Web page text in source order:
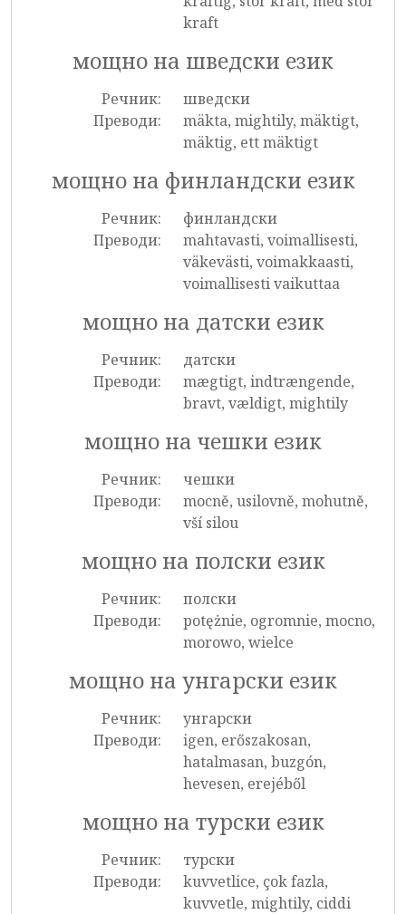
kraft
мощно на шведски език
Речник:
шведски
Преводи:
mäkta, mightily, mäktigt,
mäktig, ett mäktigt
мощно на финландски език
Речник:
финландски
Преводи:
mahtavasti, voimallisesti,
väkevästi, voimakkaasti,
voimallisesti vaikuttaa
мощно на датски език
Речник:
датски
Преводи:
mægtigt, indtrængende,
bravt, vældigt, mightily
мощно на чешки език
Речник:
чешки
Преводи:
mocně, usilovně, mohutně,
vší silou
мощно на полски език
Речник:
полски
Преводи:
potężnie, ogromnie, mocno,
morowo, wielce
мощно на унгарски език
Речник:
унгарски
Преводи:
igen, erőszakosan,
hatalmasan, buzgón,
hevesen, erejéből
мощно на турски език
Речник:
турски
Преводи:
kuvvetlice, çok fazla,
kuvvetle, mightily, ciddi